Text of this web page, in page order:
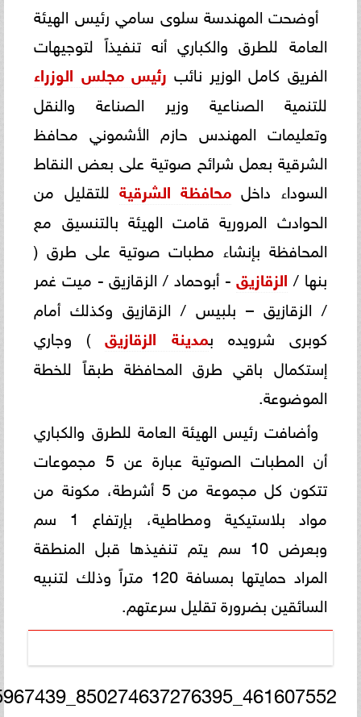
أوضحت المهندسة سلوى سامي رئيس الهيئة
العامة للطرق والكباري أنه تنفيذاً لتوجيهات
الفريق كامل الوزير نائب رئيس مجلس الوزراء
للتنمية الصناعية وزير الصناعة والنقل
وتعليمات المهندس حازم الأشموني محافظ
الشرقية بعمل شرائح صوتية على بعض النقاط
السوداء داخل محافظة الشرقية للتقليل من
الحوادث المرورية قامت الهيئة بالتنسيق مع
المحافظة بإنشاء مطبات صوتية على طرق (
بنها / الزقازيق- أبوحماد / الزقازيق - ميت غمر
/ الزقازيق – بلبيس / الزقازيق وكذلك أمام
كوبرى شرويده بمدينة الزقازيق) وجاري
إستكمال باقي طرق المحافظة طبقاً للخطة
الموضوعة.
وأضافت رئيس الهيئة العامة للطرق والكباري
أن المطبات الصوتية عبارة عن 5 مجموعات
تتكون كل مجموعة من 5 أشرطة، مكونة من
مواد بلاستيكية ومطاطية، بإرتفاع 1 سم
وبعرض 10 سم يتم تنفيذها قبل المنطقة
المراد حمايتها بمسافة 120 متراً وذلك لتنبيه
السائقين بضرورة تقليل سرعتهم.
461607552_850274637276395_2620374264065967439_n